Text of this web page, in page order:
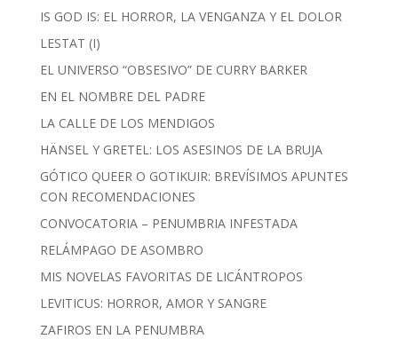
IS GOD IS: EL HORROR, LA VENGANZA Y EL DOLOR
LESTAT (I)
EL UNIVERSO “OBSESIVO” DE CURRY BARKER
EN EL NOMBRE DEL PADRE
LA CALLE DE LOS MENDIGOS
HÄNSEL Y GRETEL: LOS ASESINOS DE LA BRUJA
GÓTICO QUEER O GOTIKUIR: BREVÍSIMOS APUNTES
CON RECOMENDACIONES
CONVOCATORIA – PENUMBRIA INFESTADA
RELÁMPAGO DE ASOMBRO
MIS NOVELAS FAVORITAS DE LICÁNTROPOS
LEVITICUS: HORROR, AMOR Y SANGRE
ZAFIROS EN LA PENUMBRA